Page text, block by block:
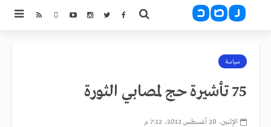
سياسة
75 تأشيرة حج لمصابي الثورة
الإثنين، 20 أغسطس 2012، 7:12 م